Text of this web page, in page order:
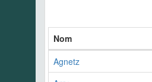
Nom
Agnetz